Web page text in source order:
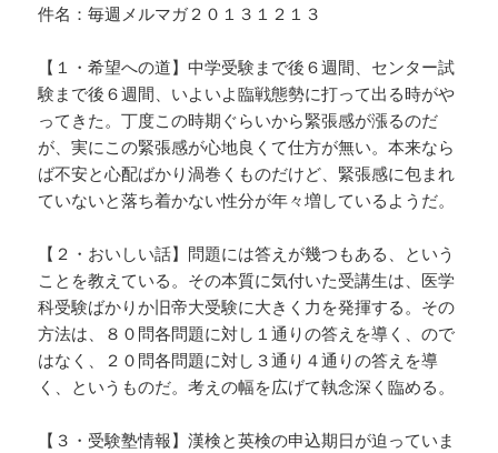
件名：毎週メルマガ２０１３１２１３
【１・希望への道】中学受験まで後６週間、センター試
験まで後６週間、いよいよ臨戦態勢に打って出る時がや
ってきた。丁度この時期ぐらいから緊張感が漲るのだ
が、実にこの緊張感が心地良くて仕方が無い。本来なら
ば不安と心配ばかり渦巻くものだけど、緊張感に包まれ
ていないと落ち着かない性分が年々増しているようだ。
【２・おいしい話】問題には答えが幾つもある、という
ことを教えている。その本質に気付いた受講生は、医学
科受験ばかりか旧帝大受験に大きく力を発揮する。その
方法は、８０問各問題に対し１通りの答えを導く、ので
はなく、２０問各問題に対し３通り４通りの答えを導
く、というものだ。考えの幅を広げて執念深く臨める。
【３・受験塾情報】漢検と英検の申込期日が迫っていま